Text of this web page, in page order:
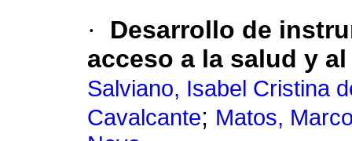
·
Desarrollo de
acceso a la salud y
Salviano, Isabel Cristina
Cavalcante; Matos,